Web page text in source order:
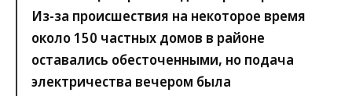
Из-за происшествия на некоторое время
около 150 частных домов в районе
оставались обесточенными, но подача
электричества вечером была